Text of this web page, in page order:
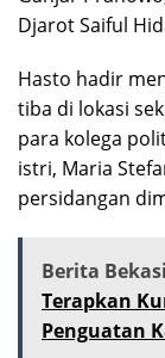
Djarot Saiful
Hasto hadir
tiba di lokasi
para kolega
istri, Maria
persidangan
Berita
Terapkan
Penguatan